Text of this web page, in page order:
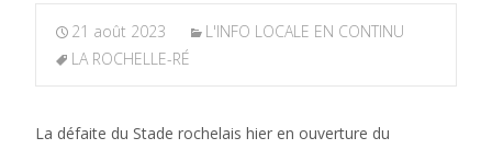
21 août 2023
L'INFO LOCALE EN CONTINU
LA ROCHELLE-RÉ
La défaite du Stade rochelais hier en ouverture du